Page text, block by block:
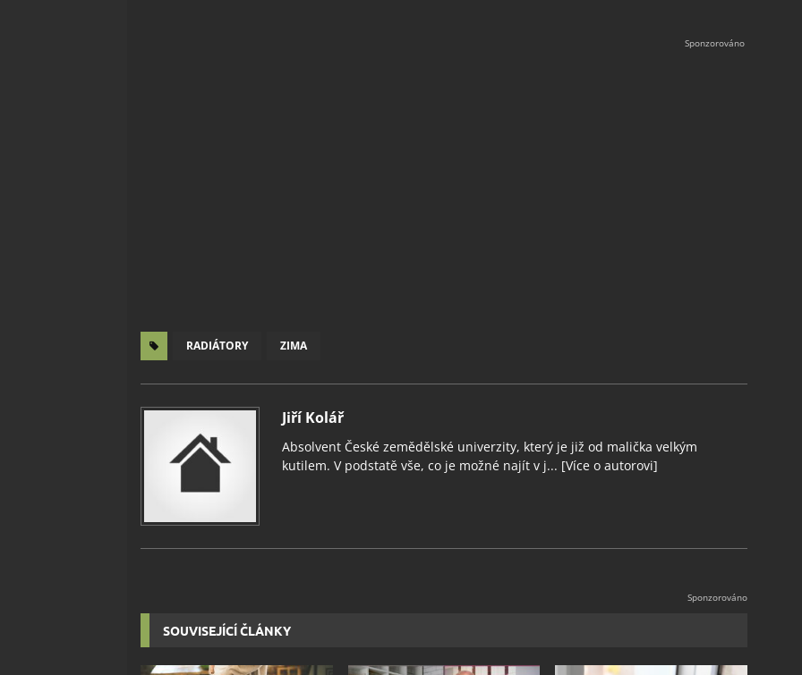
RADIÁTORY ZIMA
Jiří Kolář
Absolvent České zemědělské univerzity, který je již od malička velkým
kutilem. V podstatě vše, co je možné najít v j... [Více o autorovi]
SOUVISEJÍCÍ ČLÁNKY